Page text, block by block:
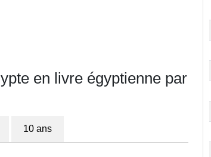
en livre égyptienne par
10 ans